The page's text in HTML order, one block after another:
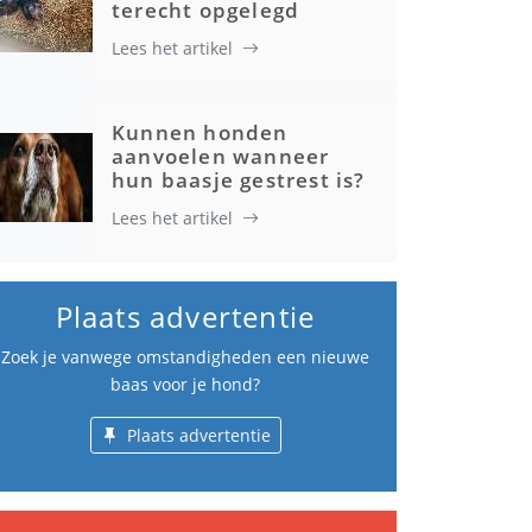
terecht opgelegd
Lees het artikel
Kunnen honden
aanvoelen wanneer
hun baasje gestrest is?
Lees het artikel
Plaats advertentie
Zoek je vanwege omstandigheden een nieuwe
baas voor je hond?
Plaats advertentie